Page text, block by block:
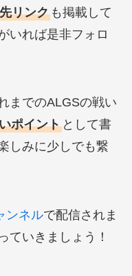
リンクも掲載して
いれば是非フォロ
までのALGSの戦い
ポイントとして書
しみに少しでも繋
ンネルで配信されま
ていきましょう！